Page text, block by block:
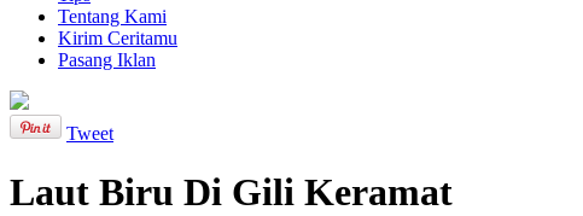
Tentang Kami
Kirim Ceritamu
Pasang Iklan
Tweet
Laut Biru Di Gili Keramat